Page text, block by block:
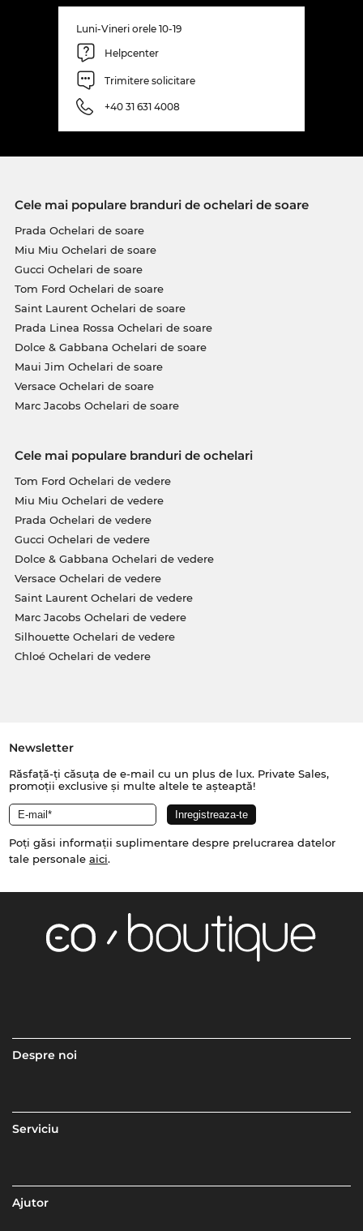
Luni-Vineri orele 10-19
Helpcenter
Trimitere solicitare
+40 31 631 4008
Cele mai populare branduri de ochelari de soare
Prada Ochelari de soare
Miu Miu Ochelari de soare
Gucci Ochelari de soare
Tom Ford Ochelari de soare
Saint Laurent Ochelari de soare
Prada Linea Rossa Ochelari de soare
Dolce & Gabbana Ochelari de soare
Maui Jim Ochelari de soare
Versace Ochelari de soare
Marc Jacobs Ochelari de soare
Cele mai populare branduri de ochelari
Tom Ford Ochelari de vedere
Miu Miu Ochelari de vedere
Prada Ochelari de vedere
Gucci Ochelari de vedere
Dolce & Gabbana Ochelari de vedere
Versace Ochelari de vedere
Saint Laurent Ochelari de vedere
Marc Jacobs Ochelari de vedere
Silhouette Ochelari de vedere
Chloé Ochelari de vedere
Newsletter
Răsfață-ți căsuța de e-mail cu un plus de lux. Private Sales,
promoții exclusive și multe altele te așteaptă!
Poți găsi informații suplimentare despre prelucrarea datelor
tale personale aici.
Despre noi
Serviciu
Ajutor